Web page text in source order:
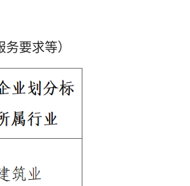
要求等）